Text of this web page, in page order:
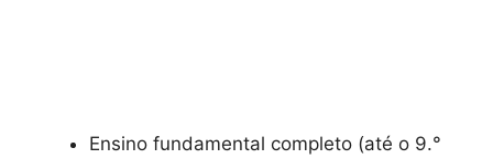
Ensino fundamental completo (até o 9.°